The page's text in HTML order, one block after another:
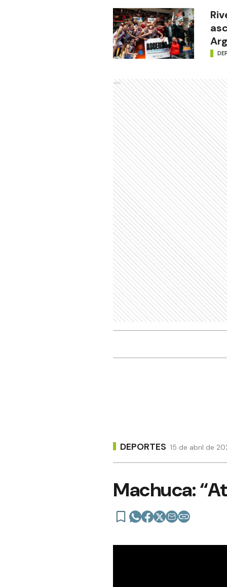
Ads
DEPORTES 15 de abril de
Machuca: